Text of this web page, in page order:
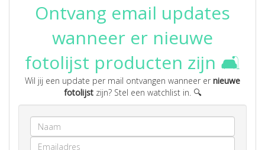
Ontvang email updates
wanneer er nieuwe
fotolijst producten zijn 🛋️
Wil jij een update per mail ontvangen wanneer er nieuwe
fotolijstzijn? Stel een watchlist in. 🔍